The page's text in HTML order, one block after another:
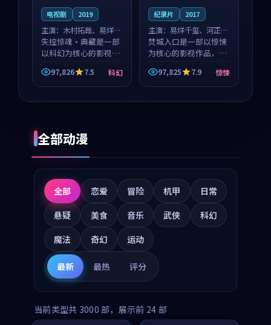
电视剧 2019
主演： 木村拓哉、易烊千
玺 等
失控惊魂·典藏是一部
以科幻为核心的影视作
品，围绕危机、反转与
人物成长展开，整体节
奏紧凑，值得推荐观
97,826 7.5 科幻
纪录片 2017
主演： 易烊千玺、河正宇
等
焚城入口是一部以惊悚
为核心的影视作品，围
绕危机、反转与人物成
长展开，整体节奏紧
凑，值得推荐观看。
97,825 7.9 惊悚
全部动漫
全部 恋爱 冒险 机甲
日常
悬疑
美食 音乐 武侠
科幻
魔法
奇幻 运动
最新 最热 评分
当前类型共 3000 部，展示前 24 部
99:16